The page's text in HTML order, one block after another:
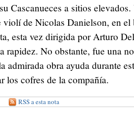
Cascanueces a sitios
violí de Nicolas Danielson, en
esta vez dirigida por Arturo
rapidez. No obstante, fue una
admirada obra ayuda durante
los cofres de la compañía.
RSS a esta nota